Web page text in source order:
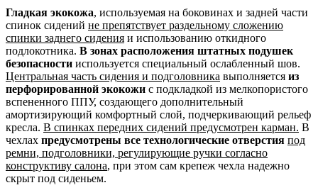
Гладкая экокожа, используемая на боковинах и задней части
спинок сидений не препятствует раздельному сложению
спинки заднего сидения и использованию откидного
подлокотника. В зонах расположения штатных подушек
безопасности используется специальный ослабленный шов.
Центральная часть сидения и подголовника выполняется из
перфорированной экокожи с подкладкой из мелкопористого
вспененного ППУ, создающего дополнительный
амортизирующий комфортный слой, подчеркивающий рельеф
кресла. В спинках передних сидений предусмотрен карман. В
чехлах предусмотрены все технологические отверстия под
ремни, подголовники, регулирующие ручки согласно
конструктиву салона, при этом сам крепеж чехла надежно
скрыт под сиденьем.